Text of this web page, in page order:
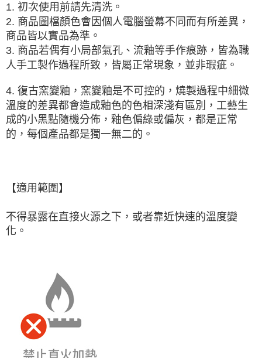
1. 初次使用前請先清洗。
2. 商品圖檔顏色會因個人電腦螢幕不同而有所差異，
商品皆以實品為準。
3. 商品若偶有小局部氣孔、流釉等手作痕跡，皆為職
人手工製作過程所致，皆屬正常現象，並非瑕疵。
4. 復古窯變釉，窯變釉是不可控的 ，燒製過程中細微
溫度的差異都會造成釉色的色相深淺有區別，工藝生
成的小黑點隨機分佈，釉色偏綠或偏灰，都是正常
的，每個產品都是獨一無二的。
【適用範圍】
不得暴露在直接火源之下，或者靠近快速的溫度變
化。